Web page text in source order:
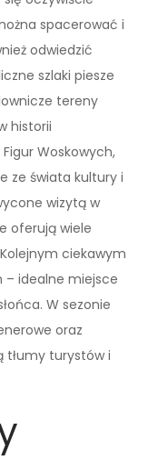
spacerować i
odwiedzić
szlaki piesze
tereny
historii
Woskowych,
ze świata kultury i
wizytą w
oferują wiele
ciekawym
– idealne miejsce
W sezonie
oraz
tłumy turystów i